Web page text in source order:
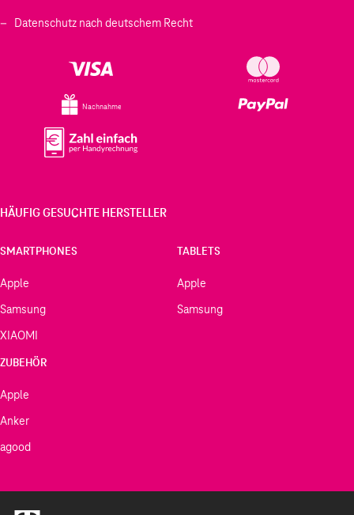
Datenschutz nach deutschem Recht
Nachnahme
HÄUFIG GESUCHTE HERSTELLER
SMARTPHONES
Apple
Samsung
XIAOMI
TABLETS
Apple
Samsung
ZUBEHÖR
Apple
Anker
agood